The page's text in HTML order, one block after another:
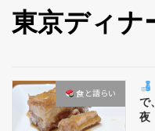
東京ディナ
食と語らい​
で
夜